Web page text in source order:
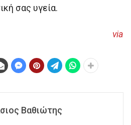
σας υγεία.
via
Βαθιώτης